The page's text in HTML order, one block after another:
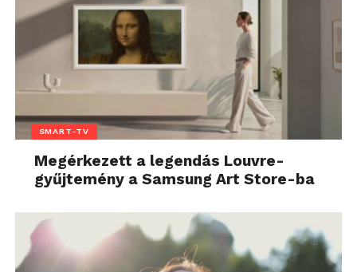
SMART-TV
Megérkezett a legendás Louvre-
gyűjtemény a Samsung Art Store-ba